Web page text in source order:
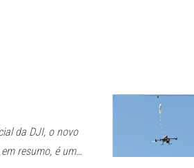
da DJI, o novo
resumo, é um…